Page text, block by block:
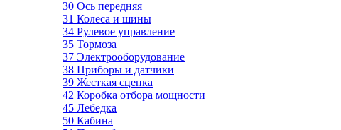
30 Ось передняя
31 Колеса и шины
34 Рулевое управление
35 Тормоза
37 Электрооборудование
38 Приборы и датчики
39 Жесткая сцепка
42 Коробка отбора мощности
45 Лебедка
50 Кабина